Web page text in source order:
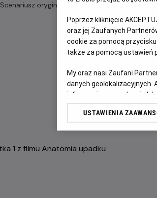
Scenariusz oryginalny
Poprzez kliknięcie
oraz jej Zaufanych
cookie za pomocą
także za pomocą ustawień
My oraz nasi Zaufani
danych geolokalizacyjnych.
informacji na urządzeniu
odbiorców i ulepszanie
USTAWIENIA